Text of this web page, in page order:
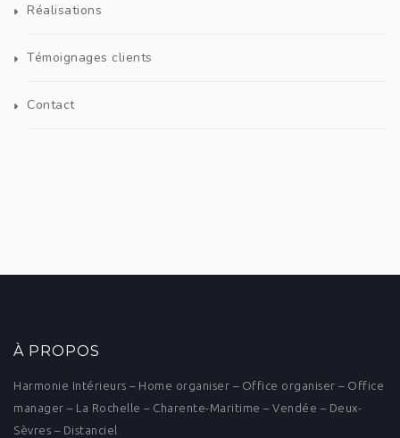
Réalisations
Témoignages clients
Contact
À PROPOS
Harmonie Intérieurs – Home organiser – Office organiser – Office
manager – La Rochelle – Charente-Maritime – Vendée – Deux-
Sèvres – Distanciel